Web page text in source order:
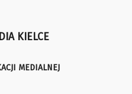
KIELCE
MEDIALNEJ